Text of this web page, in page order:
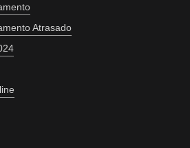
Atrasado